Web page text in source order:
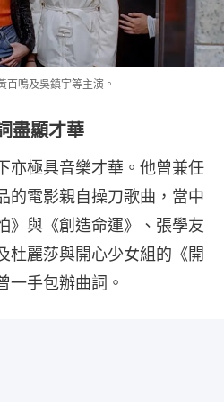
百鳴及吳鎮宇等主演。
盡顯才華
亦極具音樂才華。他曾兼任
的電影親自操刀歌曲，當中
》與《創造命運》、張學友
杜麗莎與開心少女組的《開
一手包辦曲詞。